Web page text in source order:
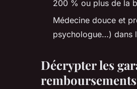
200 % ou plus de la
Médecine douce et
psychologue…) dans
Décrypter les